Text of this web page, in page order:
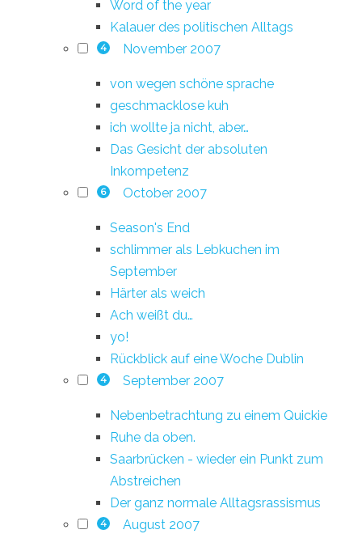
Word of the year
Kalauer des politischen Alltags
4 November 2007
von wegen schöne sprache
geschmacklose kuh
ich wollte ja nicht, aber…
Das Gesicht der absoluten
Inkompetenz
6 October 2007
Season's End
schlimmer als Lebkuchen im
September
Härter als weich
Ach weißt du…
yo!
Rückblick auf eine Woche Dublin
4 September 2007
Nebenbetrachtung zu einem Quickie
Ruhe da oben.
Saarbrücken - wieder ein Punkt zum
Abstreichen
Der ganz normale Alltagsrassismus
4 August 2007